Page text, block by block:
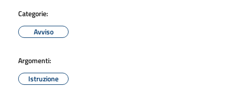
Categorie:
Avviso
Argomenti:
Istruzione